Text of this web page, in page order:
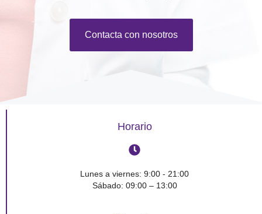
Contacta con nosotros
Horario
Lunes a viernes: 9:00 - 21:00
Sábado: 09:00 – 13:00